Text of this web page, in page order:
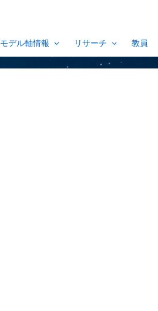
モデル軸情報 リサーチ 教員